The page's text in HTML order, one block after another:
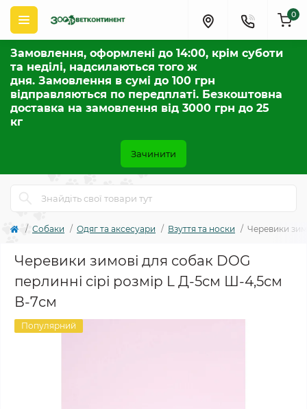
Замовлення, оформлені до 14:00, крім суботи
та неділі, надсилаються того ж
дня. Замовлення в сумі до 100 грн
відправляються по передплаті. Безкоштовна
доставка на замовлення від 3000 грн до 25
кг
Зачинити
0
Собаки Одяг та аксесуари Взуття та носки Черевики
Черевики зимові для собак DOG
перлинні сірі розмір L Д-5см Ш-4,5см
В-7см
Популярний